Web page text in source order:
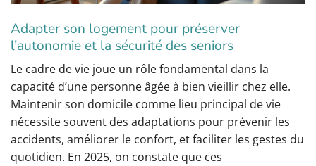
Adapter son logement pour préserver
l’autonomie et la sécurité des seniors
Le cadre de vie joue un rôle fondamental dans la
capacité d’une personne âgée à bien vieillir chez elle.
Maintenir son domicile comme lieu principal de vie
nécessite souvent des adaptations pour prévenir les
accidents, améliorer le confort, et faciliter les gestes du
quotidien. En 2025, on constate que ces